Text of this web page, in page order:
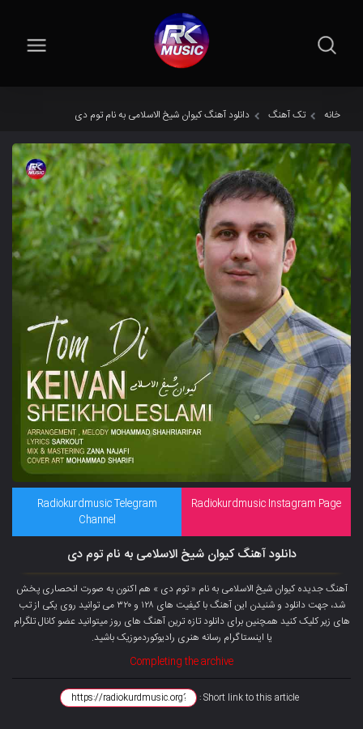
خانه تک آهنگ دانلود آهنگ کیوان شیخ الاسلامی به نام توم دی
Radiokurdmusic Instagram Page
Radiokurdmusic Telegram
Channel
دانلود آهنگ کیوان شیخ الاسلامی به نام توم دی
آهنگ جدیده کیوان شیخ الاسلامی به نام « توم دی » هم اکنون به صورت انحصاری پخش
شد، جهت دانلود و شنیدن این آهنگ با کیفیت های ۱۲۸ و ۳۲۰ می توانید روی یکی از تب
های زیر کلیک کنید همچنین برای دانلود تازه ترین آهنگ های روز میتوانید عضو کانال تلگرام
یا اینستاگرام رسانه هنری رادیوکوردموزیک باشید.
Completing the archive
Short link to this article :